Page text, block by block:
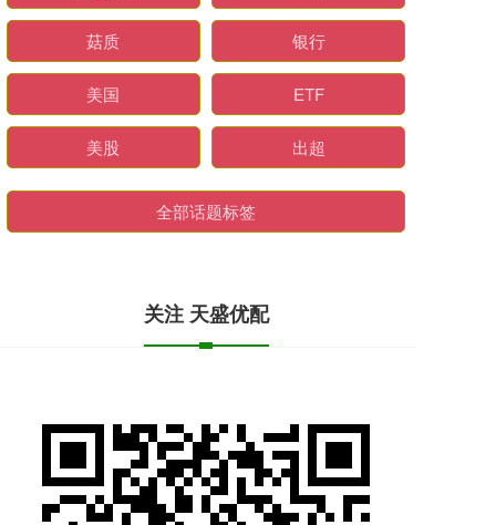
菇质 银行
美国 ETF
美股 出超
全部话题标签
关注 天盛优配